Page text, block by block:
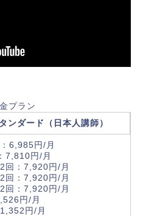
プラン
ンダード（日本人講師）
6,985円/月
7,810円/月
回：7,920円/月
回：7,920円/月
回：7,920円/月
円/月
円/月